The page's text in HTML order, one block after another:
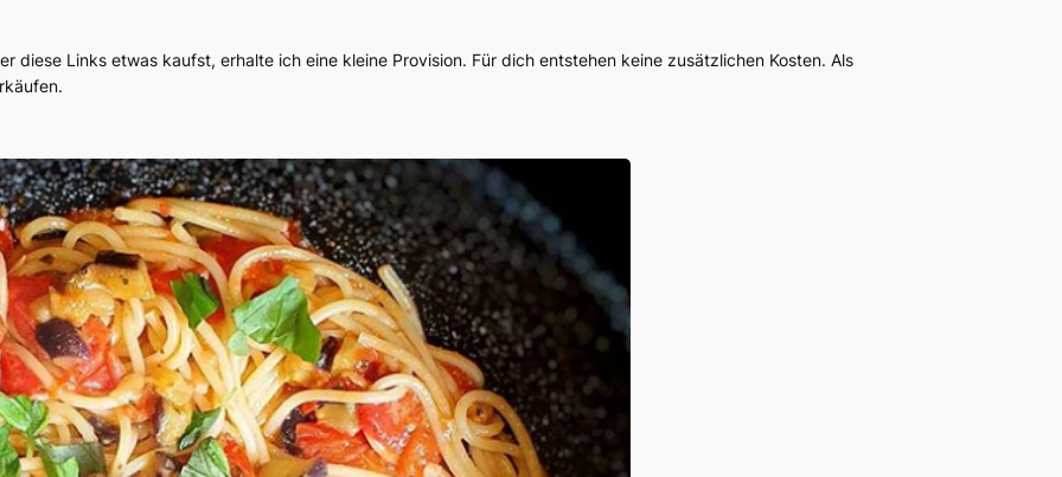
diese Links etwas kaufst, erhalte ich eine kleine Provision. Für dich entstehen keine zusätzlichen Kosten. Als